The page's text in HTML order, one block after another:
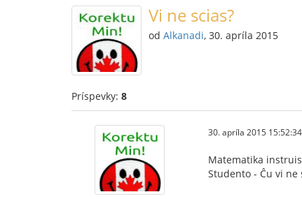
Vi ne scias?
od Alkanadi, 30. apríla 2015
Príspevky: 8
30. apríla 2015 15:52:34
Matematika
Studento - Ĉu vi ne